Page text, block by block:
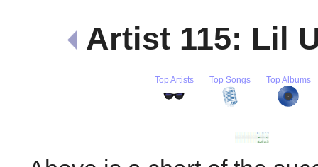
Artist 115: Lil
Top Artists Top Songs Top Albums